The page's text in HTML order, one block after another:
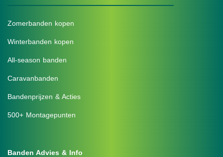
Zomerbanden kopen
Winterbanden kopen
All-season banden
Caravanbanden
Bandenprijzen & Acties
500+ Montagepunten
Banden Advies & Info